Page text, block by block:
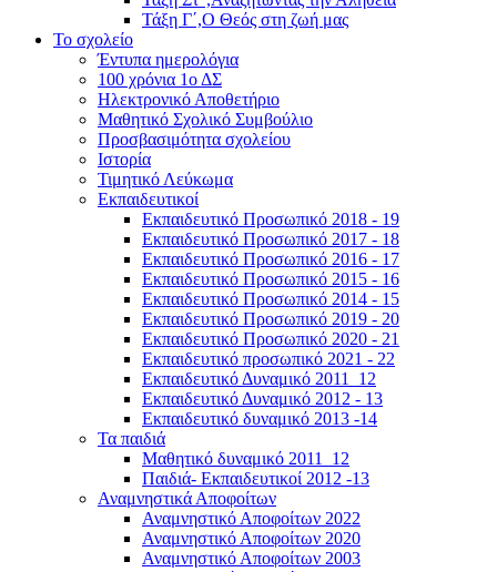
Τάξη Γ΄,Ο Θεός στη ζωή μας
Το σχολείο
Έντυπα ημερολόγια
100 χρόνια 1ο ΔΣ
Ηλεκτρονικό Αποθετήριο
Μαθητικό Σχολικό Συμβούλιο
Προσβασιμότητα σχολείου
Ιστορία
Τιμητικό Λεύκωμα
Εκπαιδευτικοί
Εκπαιδευτικό Προσωπικό 2018 - 19
Εκπαιδευτικό Προσωπικό 2017 - 18
Εκπαιδευτικό Προσωπικό 2016 - 17
Εκπαιδευτικό Προσωπικό 2015 - 16
Εκπαιδευτικό Προσωπικό 2014 - 15
Εκπαιδευτικό Προσωπικό 2019 - 20
Εκπαιδευτικό Προσωπικό 2020 - 21
Εκπαιδευτικό προσωπικό 2021 - 22
Εκπαιδευτικό Δυναμικό 2011_12
Εκπαιδευτικό Δυναμικό 2012 - 13
Εκπαιδευτικό δυναμικό 2013 -14
Τα παιδιά
Μαθητικό δυναμικό 2011_12
Παιδιά- Εκπαιδευτικοί 2012 -13
Αναμνηστικά Αποφοίτων
Αναμνηστικό Αποφοίτων 2022
Αναμνηστικό Αποφοίτων 2020
Αναμνηστικό Αποφοίτων 2003